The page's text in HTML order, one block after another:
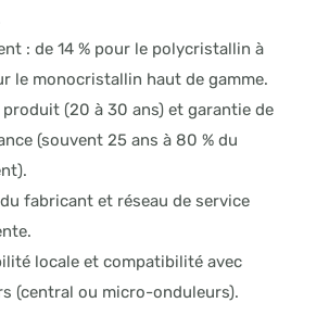
: de 14 % pour le polycristallin à
le monocristallin haut de gamme.
produit (20 à 30 ans) et garantie de
(souvent 25 ans à 80 % du
fabricant et réseau de service
locale et compatibilité avec
(central ou micro-onduleurs).